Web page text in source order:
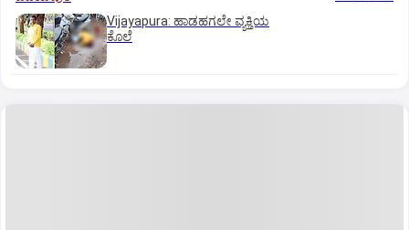
Vijayapura: ಹಾಡಹಗಲೇ ವ್ಯಕ್ತಿಯ
ಕೊಲೆ